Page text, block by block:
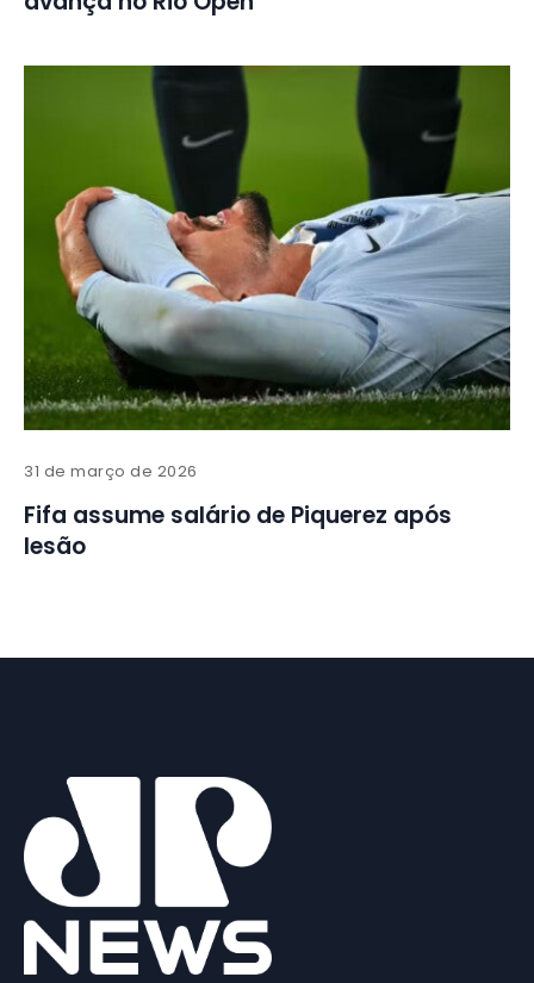
31 de março de 2026
Fifa assume salário de Piquerez após
lesão